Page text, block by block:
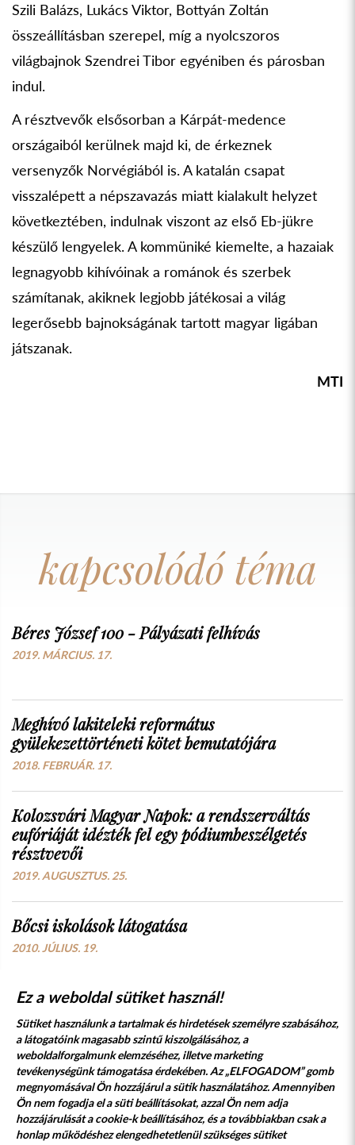
Szili Balázs, Lukács Viktor, Bottyán Zoltán
összeállításban szerepel, míg a nyolcszoros
világbajnok Szendrei Tibor egyéniben és párosban
indul.
A résztvevők elsősorban a Kárpát-medence
országaiból kerülnek majd ki, de érkeznek
versenyzők Norvégiából is. A katalán csapat
visszalépett a népszavazás miatt kialakult helyzet
következtében, indulnak viszont az első Eb-jükre
készülő lengyelek. A kommüniké kiemelte, a hazaiak
legnagyobb kihívóinak a románok és szerbek
számítanak, akiknek legjobb játékosai a világ
legerősebb bajnokságának tartott magyar ligában
játszanak.
MTI
kapcsolódó téma
Béres József 100 - Pályázati felhívás
2019. MÁRCIUS. 17.
Meghívó lakiteleki református
gyülekezettörténeti kötet bemutatójára
2018. FEBRUÁR. 17.
Kolozsvári Magyar Napok: a rendszerváltás
eufóriáját idézték fel egy pódiumbeszélgetés
résztvevői
2019. AUGUSZTUS. 25.
Bőcsi iskolások látogatása
2010. JÚLIUS. 19.
Süti szabályzat Adatvédelmi nyilatkozat
Jogi nyilatkozat
Ez a weboldal sütiket használ!
Sütiket használunk a tartalmak és hirdetések személyre szabásához,
a látogatóink magasabb szintű kiszolgálásához, a
weboldalforgalmunk elemzéséhez, illetve marketing
tevékenységünk támogatása érdekében. Az „ELFOGADOM” gomb
megnyomásával Ön hozzájárul a sütik használatához. Amennyiben
Ön nem fogadja el a süti beállításokat, azzal Ön nem adja
hozzájárulását a cookie-k beállításához, és a továbbiakban csak a
honlap működéshez elengedhetetlenül szükséges sütiket